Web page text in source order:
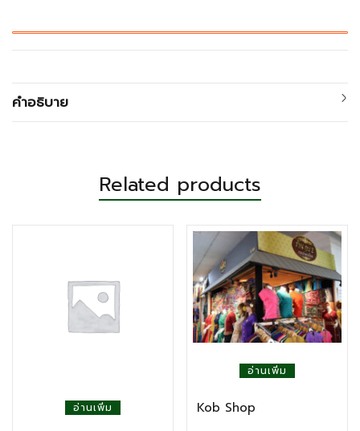
คำอธิบาย
Related products
อ่านเพิ่ม
อ่านเพิ่ม
Kob Shop